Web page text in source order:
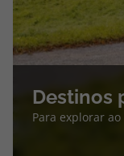
Destinos
Para explorar